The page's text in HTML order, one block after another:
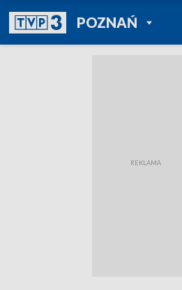
POZNAŃPOWRÓT DO
TVP REGIONY